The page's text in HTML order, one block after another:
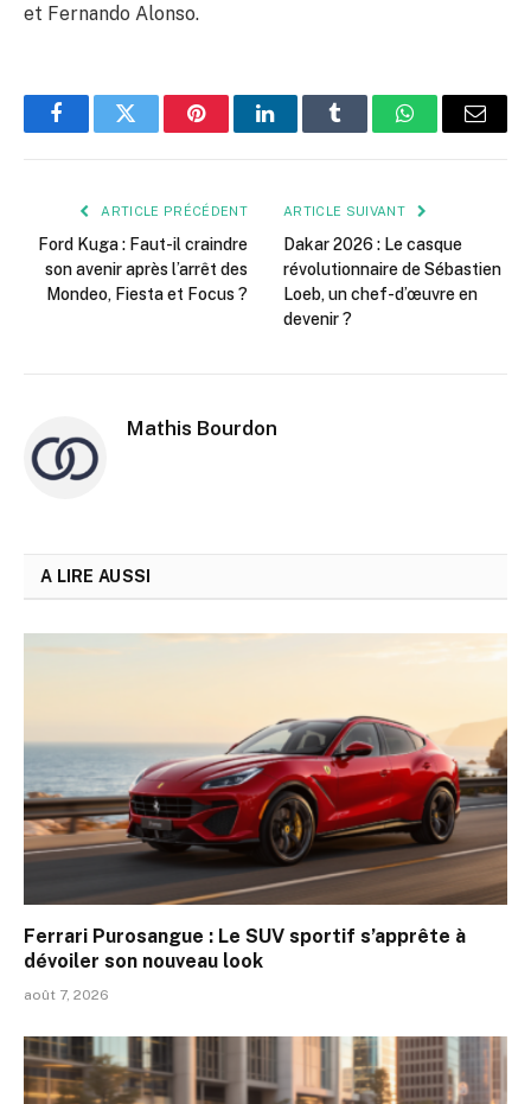
et Fernando Alonso.
FacebookTwitter PinterestLinkedInTumblr WhatsApp
E-
ARTICLE PRÉCÉDENT
Ford Kuga : Faut-il craindre
son avenir après l’arrêt des
Mondeo, Fiesta et Focus ?
ARTICLE SUIVANT
Dakar 2026 : Le casque
révolutionnaire de Sébastien
Loeb, un chef-d’œuvre en
devenir ?
Mathis Bourdon
A LIRE AUSSI
Ferrari Purosangue : Le SUV sportif s’apprête à
dévoiler son nouveau look
août 7, 2026